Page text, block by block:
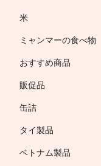
米
ミャンマーの食べ物
おすすめ商品
販促品
缶詰
タイ製品
ベトナム製品